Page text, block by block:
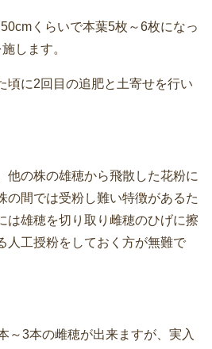
くらいで本葉5枚～6枚になっ
します。
頃に2回目の追肥と土寄せを行い
他の株の雄穂から飛散した花粉に
の間では受粉し難い特徴があるた
は雄穂を切り取り雌穂のひげに擦
人工授粉をしておく方が無難で
～3本の雌穂が出来ますが、実入